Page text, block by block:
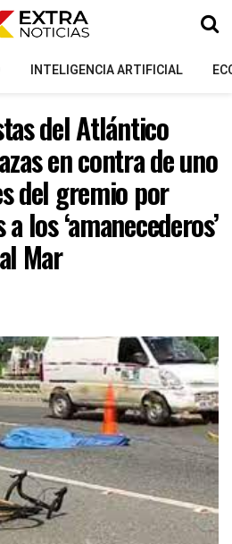
INTELIGENCIA ARTIFICIAL
del Atlántico
en contra de uno
del gremio por
los ‘amanecederos’
Mar